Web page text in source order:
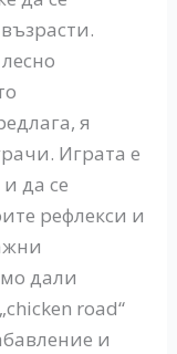
я
Играта е
да се
рефлекси и
дали
road“
и